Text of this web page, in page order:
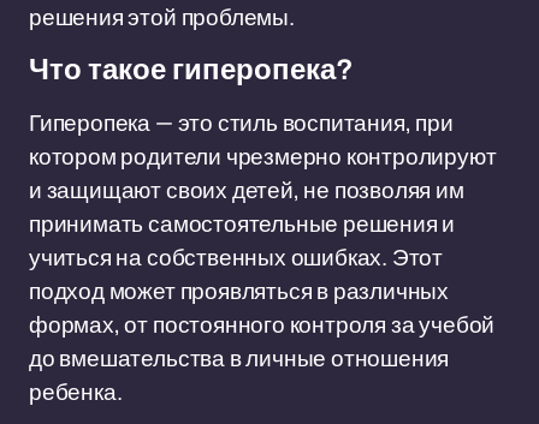
решения этой проблемы.
Что такое гиперопека?
Гиперопека — это стиль воспитания, при
котором родители чрезмерно контролируют
и защищают своих детей, не позволяя им
принимать самостоятельные решения и
учиться на собственных ошибках. Этот
подход может проявляться в различных
формах, от постоянного контроля за учебой
до вмешательства в личные отношения
ребенка.